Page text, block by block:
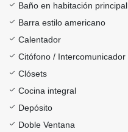
Baño en habitación principal
Barra estilo americano
Calentador
Citófono / Intercomunicador
Clósets
Cocina integral
Depósito
Doble Ventana